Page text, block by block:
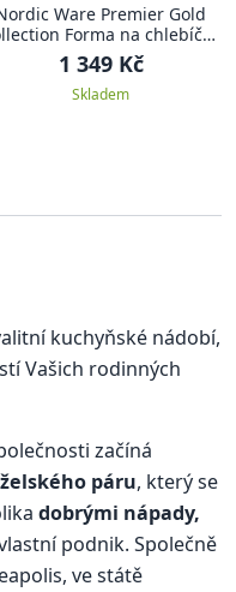
Ware Premier Gold
Forma na chlebíček
1,4 l HERITAGE
1 349 Kč
Skladem
kuchyňské nádobí,
Vašich rodinných
začíná
páru, který se
dobrými nápady,
podnik. Společně
ve státě